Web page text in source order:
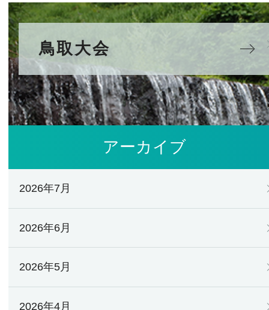
鳥取大会
アーカイブ
2026年7月
2026年6月
2026年5月
2026年4月